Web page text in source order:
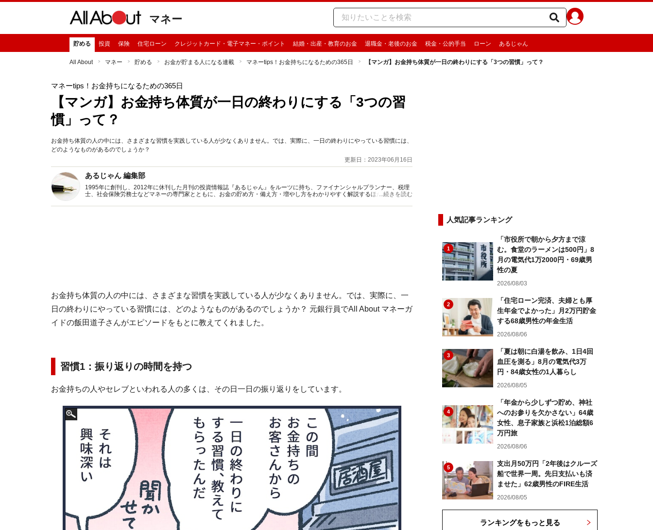
マネー
貯める 投資 保険 住宅ローン クレジットカード・電子マネー・ポイント 結婚・出産・教育のお金 退職金・老後のお金 税金・公的手当 ローン あるじゃん
All About マネー 貯める お金が貯まる人になる連載 マネーtips！お金持ちになるための365日 【マンガ】お金持ち体質が一日の終わりにする「3つの習慣」って？
マネーtips！お金持ちになるための365日
【マンガ】お金持ち体質が一日の終わりにする「3つの習
慣」って？
お金持ち体質の人の中には、さまざまな習慣を実践している人が少なくありません。では、実際に、一日の終わりにやっている習慣には、
どのようなものがあるのでしょうか？
更新日：2023年06月16日
あるじゃん 編集部
1995年に創刊し、2012年に休刊した月刊の投資情報誌『あるじゃん』をルーツに持ち、ファイナンシャルプランナー、税理
士、社会保険労務士などマネーの専門家とともに、お金の貯め方・備え方・増やし方をわかりやすく解説するほか、マネー最
...続きを読む
お金持ち体質の人の中には、さまざまな習慣を実践している人が少なくありません。では、実際に、一
日の終わりにやっている習慣には、どのようなものがあるのでしょうか？ 元銀行員でAll About マネーガ
イドの飯田道子さんがエピソードをもとに教えてくれました。
習慣1：振り返りの時間を持つ
お金持ちの人やセレブといわれる人の多くは、その日一日の振り返りをしています。
人気記事ランキング
1
「市役所で朝から夕方まで涼
む。食堂のラーメンは500円」8
月の電気代1万2000円・69歳男
性の夏
2026/08/03
2
「住宅ローン完済、夫婦とも厚
生年金でよかった」月2万円貯金
する68歳男性の年金生活
2026/08/06
3
「夏は朝に白湯を飲み、1日4回
血圧を測る」8月の電気代3万
円・84歳女性の1人暮らし
2026/08/05
4
「年金から少しずつ貯め、神社
へのお参りを欠かさない」64歳
女性、息子家族と浜松1泊総額6
万円旅
2026/08/06
5
支出月50万円「2年後はクルーズ
船で世界一周。先日支払いも済
ませた」62歳男性のFIRE生活
2026/08/05
ランキングをもっと見る